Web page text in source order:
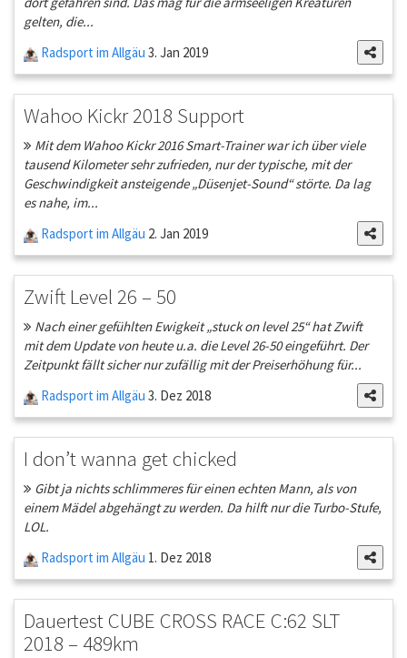
gelten, die...
Radsport im Allgäu 3. Jan 2019
Wahoo Kickr 2018 Support
Mit dem Wahoo Kickr 2016 Smart-Trainer war ich über viele
tausend Kilometer sehr zufrieden, nur der typische, mit der
Geschwindigkeit ansteigende „Düsenjet-Sound“ störte. Da lag
es nahe, im...
Radsport im Allgäu 2. Jan 2019
Zwift Level 26 – 50
Nach einer gefühlten Ewigkeit „stuck on level 25“ hat Zwift
mit dem Update von heute u.a. die Level 26-50 eingeführt. Der
Zeitpunkt fällt sicher nur zufällig mit der Preiserhöhung für...
Radsport im Allgäu 3. Dez 2018
I don’t wanna get chicked
Gibt ja nichts schlimmeres für einen echten Mann, als von
einem Mädel abgehängt zu werden. Da hilft nur die Turbo-Stufe,
LOL.
Radsport im Allgäu 1. Dez 2018
Dauertest CUBE CROSS RACE C:62 SLT
2018 – 489km